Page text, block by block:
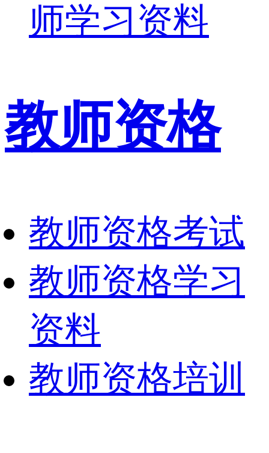
师学习资料
教师资格
教师资格考试
教师资格学习
资料
教师资格培训